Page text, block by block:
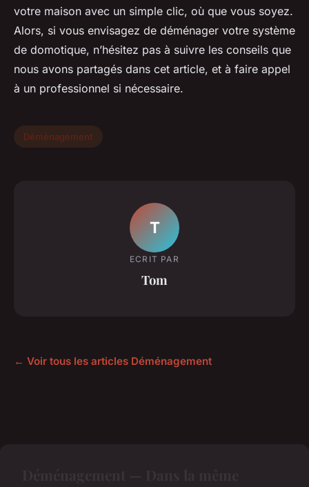
votre maison avec un simple clic, où que vous soyez.
Alors, si vous envisagez de déménager votre système
de domotique, n’hésitez pas à suivre les conseils que
nous avons partagés dans cet article, et à faire appel
à un professionnel si nécessaire.
Déménagement
T
ECRIT PAR
Tom
← Voir tous les articles Déménagement